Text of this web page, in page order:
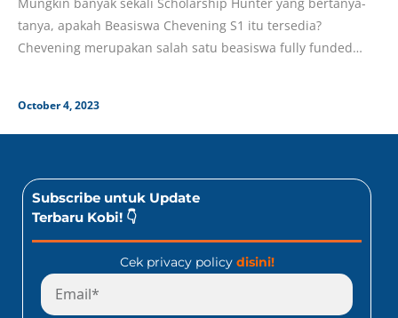
tanya, apakah Beasiswa Chevening S1 itu tersedia?
Chevening merupakan salah satu beasiswa fully funded
October 4, 2023
Subscribe untuk Update
Terbaru Kobi! 👇
Cek privacy policy disini!